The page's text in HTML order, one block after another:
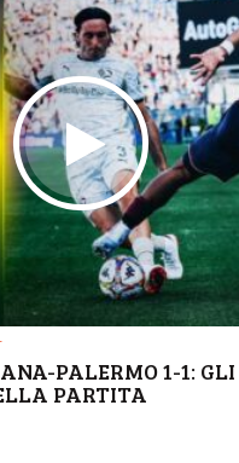
PALERMO 1-1: GLI
PARTITA